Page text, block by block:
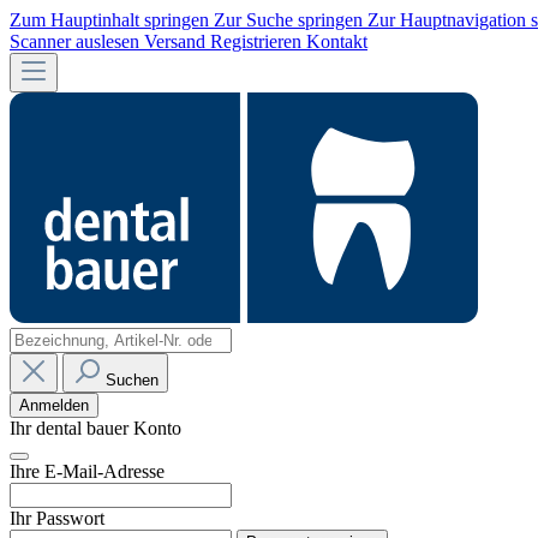
Zum Hauptinhalt springen Zur Suche springen Zur Hauptnavigation
Scanner auslesen Versand Registrieren Kontakt
Suchen
Anmelden
Ihr dental bauer Konto
Ihre E-Mail-Adresse
Ihr Passwort